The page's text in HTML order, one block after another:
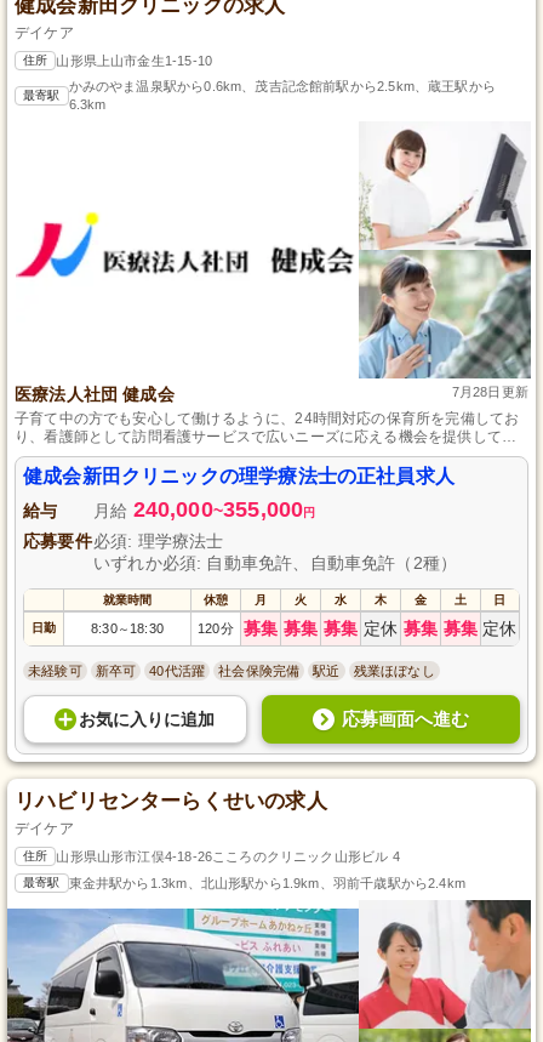
健成会新田クリニックの求人
デイケア
住所 山形県上山市金生1-15-10
最寄駅
かみのやま温泉駅から0.6km、茂吉記念館前駅から2.5km、蔵王駅から
6.3km
医療法人社団 健成会 7月28日更新
子育て中の方でも安心して働けるように、24時間対応の保育所を完備してお
り、看護師として訪問看護サービスで広いニーズに応える機会を提供してい
ます。未経験からのチャレンジも歓迎し、資格を持っていれば心を込めたサ
ービスで地域の在宅生活支援に貢献できます。
健成会新田クリニックの理学療法士の正社員求人
給与 月給 240,000~355,000円
応募要件必須: 理学療法士
いずれか必須: 自動車免許、自動車免許（2種）
就業時間 休憩 月 火 水 木 金 土 日
日勤 8:30～ 18:30 120分 募集 募集 募集 定休 募集 募集 定休
未経験可 新卒可 40代活躍 社会保険完備 駅近 残業ほぼなし
お気に入り に追加 応募画面へ進む
リハビリセンターらくせいの求人
デイケア
住所 山形県山形市江俣4-18-26こころのクリニック山形ビル 4
最寄駅 東金井駅から1.3km、北山形駅から1.9km、羽前千歳駅から2.4km